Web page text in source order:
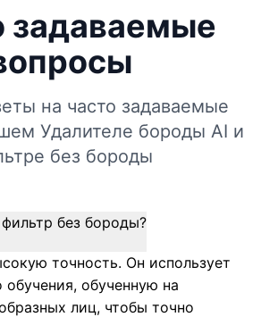
задаваемые
на часто задаваемые
Удалителе бороды AI и
без бороды
без бороды?
точность. Он использует
обучения, обученную на
лиц, чтобы точно